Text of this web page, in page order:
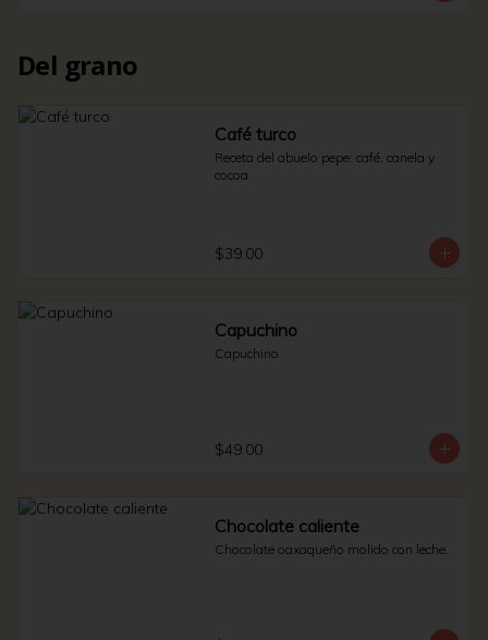
Del grano
Café turco
Receta del abuelo pepe: café, canela y
cocoa.
$39.00
Capuchino
Capuchino.
$49.00
Chocolate caliente
Chocolate oaxaqueño molido con leche.